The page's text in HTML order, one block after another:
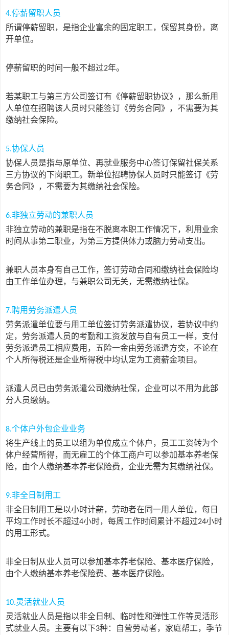
4.停薪留职人员
所谓停薪留职，是指企业富余的固定职工，保留其身份，离
开单位。
停薪留职的时间一般不超过2年。
若某职工与第三方公司签订有《停薪留职协议》，那么新用
人单位在招聘该人员时只能签订《劳务合同》，不需要为其
缴纳社会保险。
5.协保人员
协保人员是指与原单位、再就业服务中心签订保留社保关系
三方协议的下岗职工。新单位招聘协保人员时只能签订《劳
务合同》，不需要为其缴纳社会保险。
6.非独立劳动的兼职人员
非独立劳动的兼职是指在不脱离本职工作情况下，利用业余
时间从事第二职业，为第三方提供体力或脑力劳动支出。
兼职人员本身有自己工作，签订劳动合同和缴纳社会保险均
由工作单位办理，与兼职公司无关，无需缴纳社保。
7.聘用劳务派遣人员
劳务派遣单位要与用工单位签订劳务派遣协议，若协议中约
定，劳务派遣人员的考勤和工资发放与自有员工一样，支付
劳务派遣员工相应费用，五险一金由劳务派遣方交，不论在
个人所得税还是企业所得税中均认定为工资薪金项目。
派遣人员已由劳务派遣公司缴纳社保，企业可以不用为此部
分人员缴纳。
8.个体户外包企业业务
将生产线上的员工以组为单位成立个体户，员工工资转为个
体户经营所得，而无雇工的个体工商户可以参加基本养老保
险，由个人缴纳基本养老保险费，企业无需为其缴纳社保。
9.非全日制用工
非全日制用工是以小时计薪，劳动者在同一用人单位，每日
平均工作时长不超过4小时，每周工作时间累计不超过24小时
的用工形式。
非全日制从业人员可以参加基本养老保险、基本医疗保险，
由个人缴纳基本养老保险费、基本医疗保险。
10.灵活就业人员
灵活就业人员是指以非全日制、临时性和弹性工作等灵活形
式就业人员。主要有以下3种：自营劳动者，家庭帮工，季节